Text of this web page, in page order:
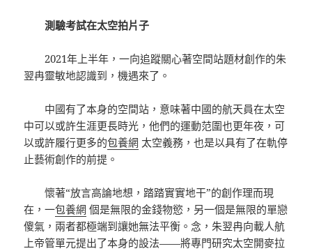
測驗考試在太空拍片子
2021年上半年，一向追蹤關心著空間站題材創作的朱
翌冉靈敏地認識到，機遇來了。
中國有了本身的空間站，意味著中國的航天員在太空
中可以或許生涯更長時光，他們的運動范圍也更年夜，可
以或許履行更多的包養網 太空義務，也是以具有了在軌停
止藝術創作的前提。
懷著“放言高論地想，踏踏實實地干”的創作理而現
在，一包養網 個是無限的金錢物慾，另一個是無限的單戀
傻氣，兩者都極端到讓她無法平衡。念，朱翌冉向載人航
上帝管單元提出了本身的設法——將專門研究太空開麥拉